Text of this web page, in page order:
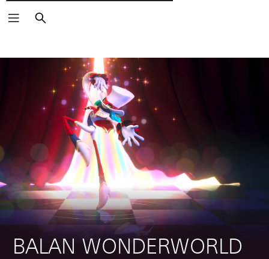
Wyszukaj
BALAN WONDERWORLD